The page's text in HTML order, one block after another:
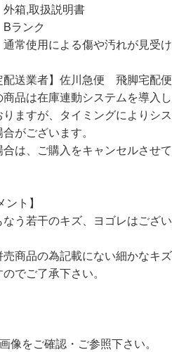
外箱,取扱説明書
Bランク
による傷や汚れが見受け
配送業者】佐川急便 飛脚宅配
商品は在庫連動システムを導入
ますが、タイミングによりシ
がございます。
は、ご購入をキャンセルさせ
ント】
う若干のキズ、ヨゴレはござ
売商品の為記載にない細かなキ
でご了承下さい。
像をご確認・ご参照下さい。